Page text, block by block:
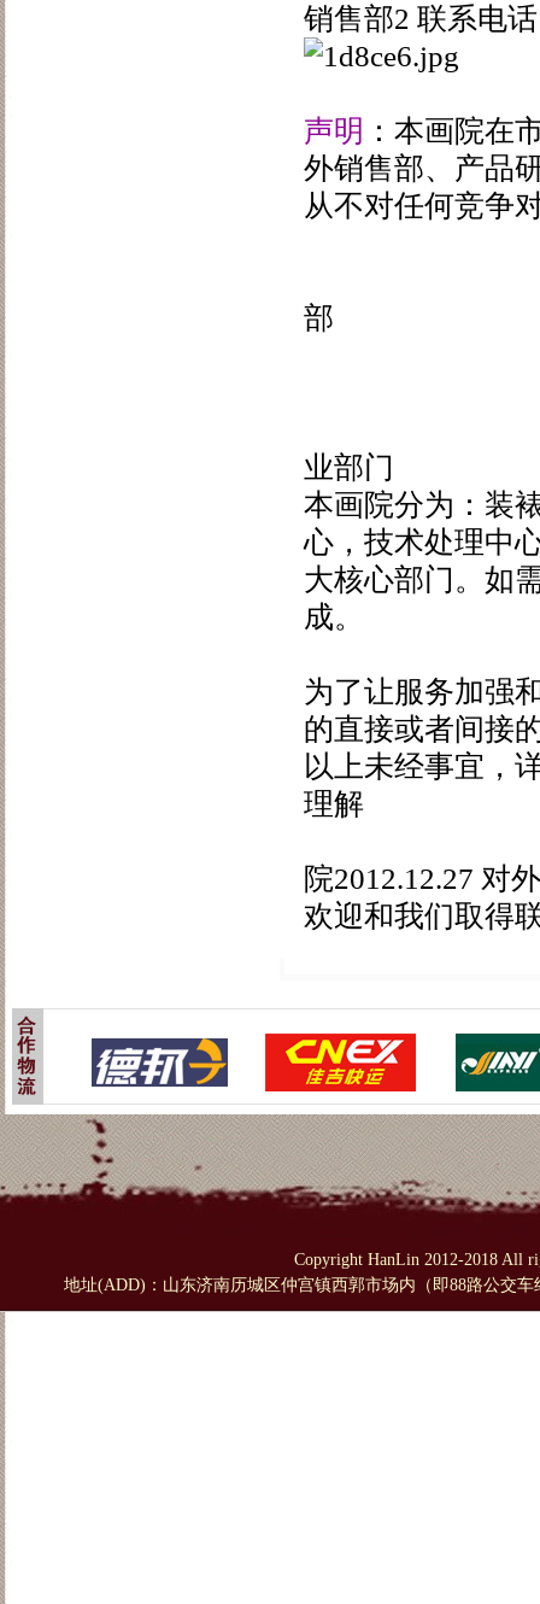
销售部2 联系电
声明 ：本画院在
外销售部、产品
从不对任何竞争
部
业部门
本画院分为：装
心，技术处理中
大核心部门。如
成。
为了让服务加强
的直接或者间接
以上未经事宜，
理解
院2012.12.27 对
欢迎和我们取得
Copyright HanLin 2012-2018 All
地址(ADD)：山东济南历城区仲宫镇西郭市场内（即88路公交